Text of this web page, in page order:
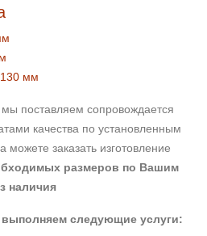
мм
поставляем сопровождается
качества по установленным
заказать изготовление
размеров по Вашим
наличия
выполняем следующие услуги: